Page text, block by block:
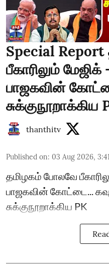
Special
பீகாரிலும் மேஜிக்
பாஜகவின்
சுக்குநூறாக்கிய
thanthitv
Published on: 03 Aug 2026,
தமிழகம் போலவே
பாஜகவின் கோட்டை...
சுக்குநூறாக்கிய PK